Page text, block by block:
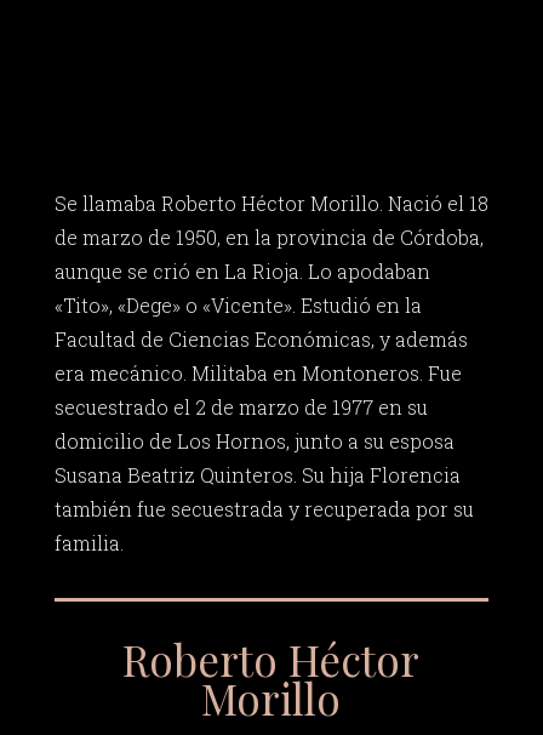
Se llamaba Roberto Héctor Morillo. Nació el 18
de marzo de 1950, en la provincia de Córdoba,
aunque se crió en La Rioja. Lo apodaban
«Tito», «Dege» o «Vicente». Estudió en la
Facultad de Ciencias Económicas, y además
era mecánico. Militaba en Montoneros. Fue
secuestrado el 2 de marzo de 1977 en su
domicilio de Los Hornos, junto a su esposa
Susana Beatriz Quinteros. Su hija Florencia
también fue secuestrada y recuperada por su
familia.
Roberto Héctor
Morillo